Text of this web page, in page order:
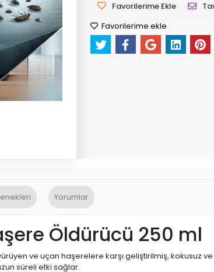
Favorilerime Ekle
Favorilerime ekle
Yorumlar
Öldürücü 250 ml
ve uçan haşerelere karşı geliştirilmiş, kokusuz
süreli etki sağlar.